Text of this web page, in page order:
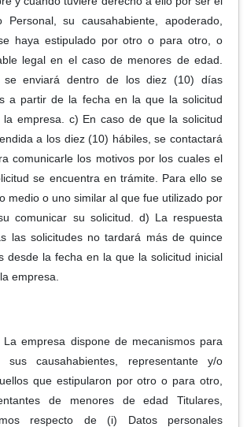
su causahabiente, apoderado,
haya estipulado por otro o para otro, o
legal en el caso de menores de edad.
se enviará dentro de los diez (10) días
a partir de la fecha en la que la solicitud
empresa. c) En caso de que la solicitud
a los diez (10) hábiles, se contactará
comunicarle los motivos por los cuales el
se encuentra en trámite. Para ello se
medio o uno similar al que fue utilizado por
comunicar su solicitud. d) La respuesta
las solicitudes no tardará más de quince
desde la fecha en la que la solicitud inicial
empresa.
La empresa dispone de mecanismos para
causahabientes, representante y/o
que estipularon por otro o para otro,
de menores de edad Titulares,
respecto de (i) Datos personales